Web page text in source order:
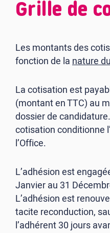
Grille de
Les montants des
fonction de lanature
La cotisation est
(montant en TTC) au
dossier de
cotisation conditionne
l’Office.
L’adhésion est
Janvier au 31
L’adhésion est
tacite reconduction,
l’adhérent 30 jours